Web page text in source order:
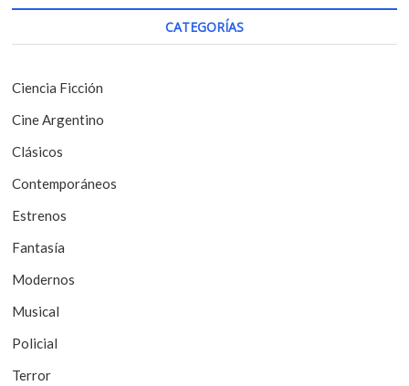
i
ó
n
e
e
n
t
r
a
d
a
s
s
:
CATEGORÍAS
Ciencia Ficción
Cine Argentino
Clásicos
Contemporáneos
Estrenos
Fantasía
Modernos
Musical
Policial
Terror